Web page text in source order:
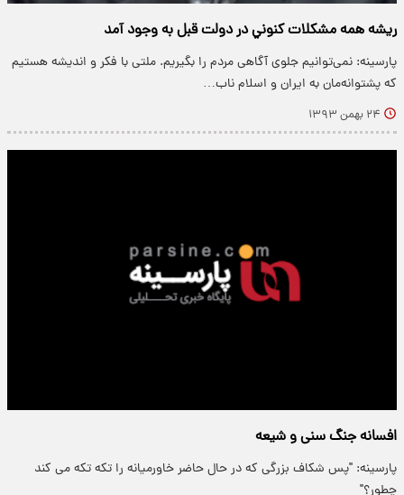
ريشه همه مشکلات كنوني در دولت قبل به وجود آمد
پارسینه: نمی‌توانیم جلوی آگاهی مردم را بگیریم. ملتی با فکر و اندیشه هستیم
که پشتوانه‌مان به ایران و اسلام ناب…
۲۴ بهمن ۱۳۹۳
افسانه جنگ سنی و شیعه
پارسینه: "پس شکاف بزرگی که در حال حاضر خاورمیانه را تکه تکه می کند
چطور؟"